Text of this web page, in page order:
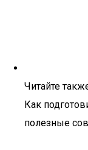
Читайте
Как
полезные